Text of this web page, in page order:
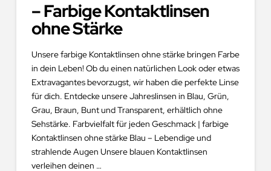
– Farbige Kontaktlinsen
ohne Stärke
Unsere farbige Kontaktlinsen ohne stärke bringen Farbe
in dein Leben! Ob du einen natürlichen Look oder etwas
Extravagantes bevorzugst, wir haben die perfekte Linse
für dich. Entdecke unsere Jahreslinsen in Blau, Grün,
Grau, Braun, Bunt und Transparent, erhältlich ohne
Sehstärke. Farbvielfalt für jeden Geschmack | farbige
Kontaktlinsen ohne stärke Blau – Lebendige und
strahlende Augen Unsere blauen Kontaktlinsen
verleihen deinen …